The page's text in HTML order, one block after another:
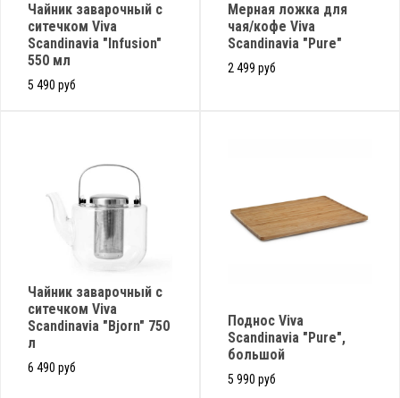
Чайник заварочный с
ситечком Viva
Scandinavia "Infusion"
550 мл
5 490 руб
Мерная ложка для
чая/кофе Viva
Scandinavia "Pure"
2 499 руб
Чайник заварочный с
ситечком Viva
Scandinavia "Bjorn" 750
л
6 490 руб
Поднос Viva
Scandinavia "Pure",
большой
5 990 руб